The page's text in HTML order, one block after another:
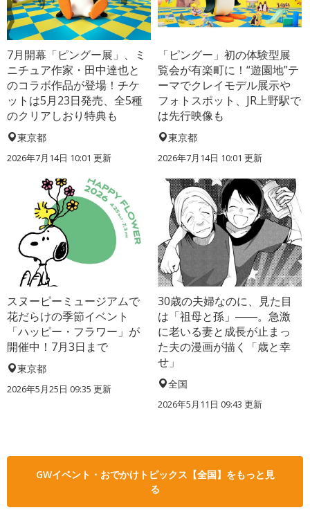
7月開幕「ピングー展」、ミ
ニチュア作家・田中達也と
のコラボ作品が登場！チケ
ットは5月23日発売、全5種
のクリアしおり特典も
東京都
2026年7月14日 10:01 更新
「ピングー」初の体験型展
覧会が有楽町に！“遊園地”テ
ーマでクレイモデル展示や
フォトスポット、JR上野駅で
は先行映像も
東京都
2026年7月14日 10:01 更新
スヌーピーミュージアムで
花だらけの季節イベント
「ハッピー・フラワー」が
開催中！7月3日まで
東京都
2026年5月25日 09:35 更新
30歳の夫婦なのに、見た目
は「祖母と孫」――。急激
に老いる妻と成長が止まっ
た夫の漫画が描く「歳と幸
せ」
全国
2026年5月11日 09:43 更新
GWイベント・おでかけトピックス【全国】をもっと見
る